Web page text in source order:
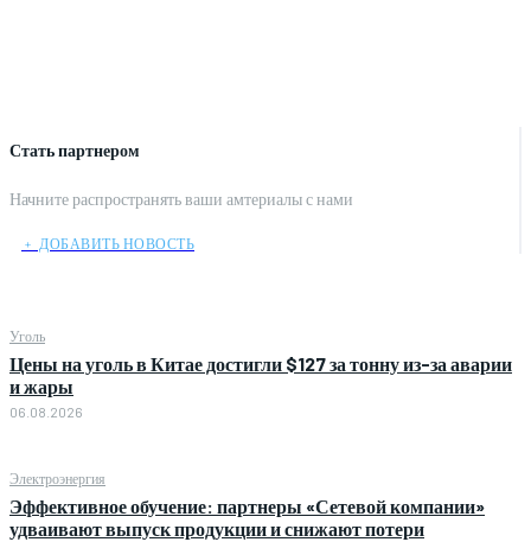
Стать партнером
Начните распространять ваши амтериалы с нами
﹢ ДОБАВИТЬ НОВОСТЬ
Уголь
Цены на уголь в Китае достигли $127 за тонну из-за аварии
и жары
06.08.2026
Электроэнергия
Эффективное обучение: партнеры «Сетевой компании»
удваивают выпуск продукции и снижают потери